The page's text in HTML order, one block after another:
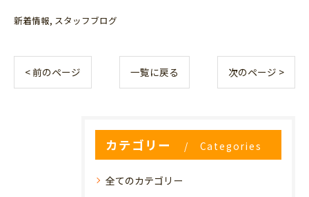
新着情報 スタッフブログ
< 前のページ 一覧に戻る 次のページ >
カテゴリー Categories
全てのカテゴリー